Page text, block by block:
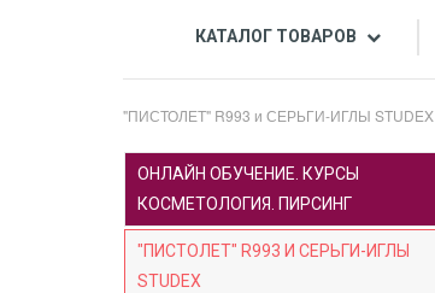
КАТАЛОГ ТОВАРОВ
"ПИСТОЛЕТ" R993 и СЕРЬГИ-ИГЛЫ STUDEX
ОНЛАЙН ОБУЧЕНИЕ. КУРСЫ
КОСМЕТОЛОГИЯ. ПИРСИНГ
"ПИСТОЛЕТ" R993 И СЕРЬГИ-ИГЛЫ
STUDEX